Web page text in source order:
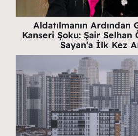
Aldatılmanın Ardından
Kanseri Şoku: Şair Selhan
Sayan’a İlk Kez